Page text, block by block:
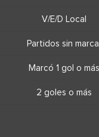
V/E/D Local
Partidos sin
Marcó 1 gol o más
2 goles o más